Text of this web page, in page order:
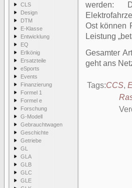
CLS
Design
DTM
E-Klasse
Entwicklung
EQ
Erlkönig
Ersatzteile
eSports
Events
Finanzierung
Formel 1
Formel e
Forschung
G-Modell
Gebrauchtwagen
Geschichte
Getriebe
GL
GLA
GLB
GLC
GLE
werden:
Ost können
Leistung
Gesamter
geht ans
Tags:CCS,